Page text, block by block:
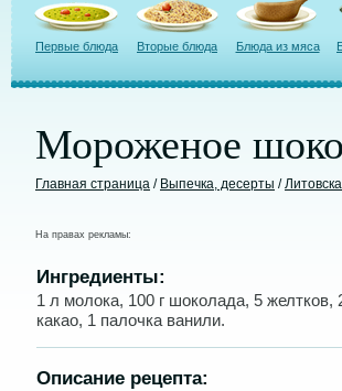
Первые блюда Вторые блюда Блюда из мяса
Мороженое
Главная страница / Выпечка, десерты /
На правах рекламы:
Ингредиенты:
1 л молока, 100 г шоколада, 5 желтков,
какао, 1 палочка ванили.
Описание рецепта: